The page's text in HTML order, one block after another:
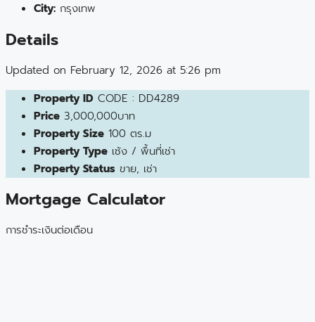
City: กรุงเทพ
Details
Updated on February 12, 2026 at 5:26 pm
Property ID CODE : DD4289
Price 3,000,000บาท
Property Size 100 ตร.ม
Property Type เซ้ง / พื้นที่เช่า
Property Status ขาย, เช่า
Mortgage Calculator
การชำระเงินต่อเดือน